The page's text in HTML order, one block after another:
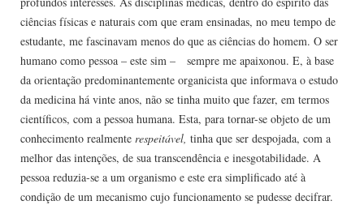
ciências físicas e naturais com que eram ensinadas, no meu tempo de
estudante, me fascinavam menos do que as ciências do homem. O ser
humano como pessoa – este sim – sempre me apaixonou. E, à base
da orientação predominantemente organicista que informava o estudo
da medicina há vinte anos, não se tinha muito que fazer, em termos
científicos, com a pessoa humana. Esta, para tornar-se objeto de um
conhecimento realmente respeitável, tinha que ser despojada, com a
melhor das intenções, de sua transcendência e inesgotabilidade. A
pessoa reduzia-se a um organismo e este era simplificado até à
condição de um mecanismo cujo funcionamento se pudesse decifrar.